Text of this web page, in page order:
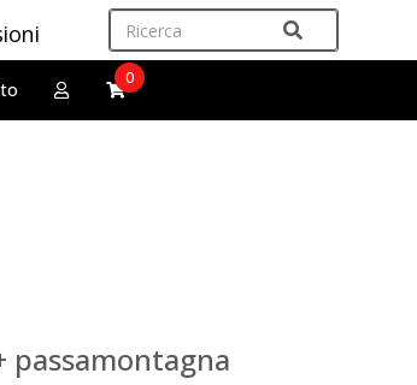
0
passamontagna